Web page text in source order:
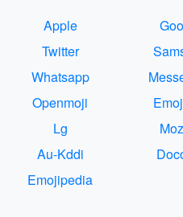
Apple
Twitter
Whatsapp
Openmoji
Lg
Au-Kddi
Emojipedia